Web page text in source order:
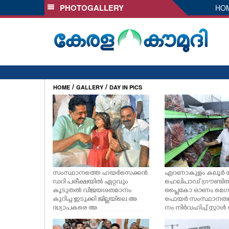
AUDIO
PHOTOGALLERY
HOME / GALLERY / DAY IN PICS
സംസ്ഥാനത്തെ ഹയർസെക്കൻ
ഡറി പരീക്ഷയിൽ ഏറ്റവും
കൂടുതൽ വിജയശതമാനം
കുറിച്ച ഇടുക്കി ജില്ലയിലെ അ
ദ്ധ്യാപകരെ അ
നുമോദിക്കാനായി ഇടുക്കി
തൊടുപുഴ ഉത്രം റസിഡൻ
എറണാകുളം കലൂർ
ഹെലിപാഡ്
പ്ളൈകോ ഓണം
ഫെയർ
നം നിർവഹിച്ച്
ശിക്കുന്ന മുഖ്യമന്ത്രി
തീശൻ. മന്ത്രി അനൂപ്